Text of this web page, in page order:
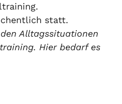
statt.
Alltagssituationen
Hier bedarf es